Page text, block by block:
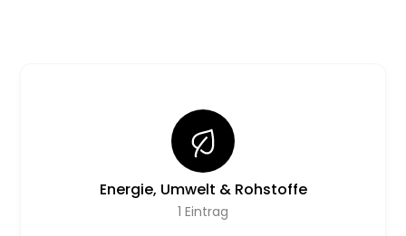
Energie, Umwelt & Rohstoffe
1 Eintrag